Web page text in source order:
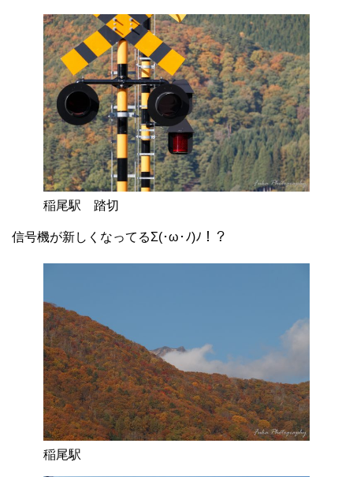
稲尾駅 踏切
信号機が新しくなってるΣ(･ω･ﾉ)ﾉ！？
稲尾駅